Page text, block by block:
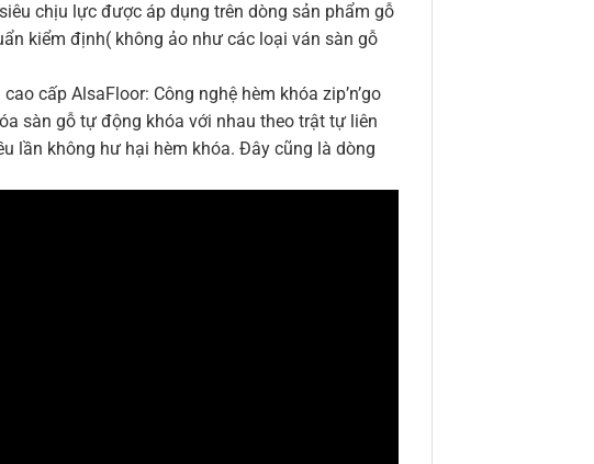
chịu lực được áp dụng trên dòng sản phẩm gỗ
kiểm định( không ảo như các loại ván sàn gỗ
cấp AlsaFloor: Công nghệ hèm khóa zip’n’go
sàn gỗ tự động khóa với nhau theo trật tự liên
lần không hư hại hèm khóa. Đây cũng là dòng